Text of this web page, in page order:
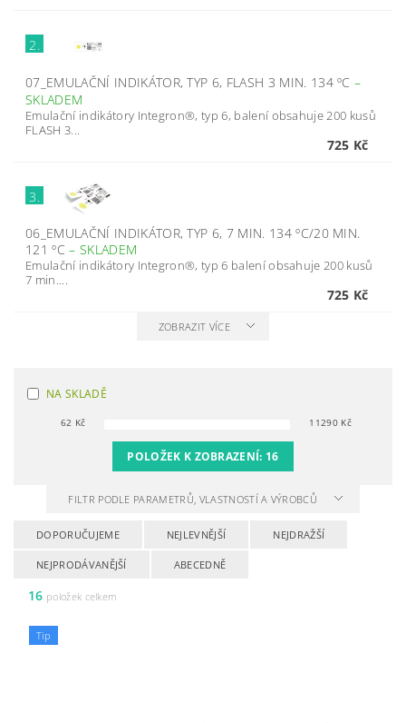
2.
07_EMULAČNÍ INDIKÁTOR, TYP 6, FLASH 3 MIN. 134 ºC–
SKLADEM
Emulační indikátory Integron®, typ 6, balení obsahuje 200 kusů
FLASH 3...
725 Kč
3.
06_EMULAČNÍ INDIKÁTOR, TYP 6, 7 MIN. 134 ºC/20 MIN.
121 ºC– SKLADEM
Emulační indikátory Integron®, typ 6 balení obsahuje 200 kusů
7 min....
725 Kč
ZOBRAZIT VÍCE
NA SKLADĚ
62 Kč 11290Kč
POLOŽEK K ZOBRAZENÍ: 16
FILTR PODLE PARAMETRŮ, VLASTNOSTÍ A VÝROBCŮ
DOPORUČUJEME NEJLEVNĚJŠÍ NEJDRAŽŠÍ
NEJPRODÁVANĚJŠÍ ABECEDNĚ
16 položek celkem
Tip